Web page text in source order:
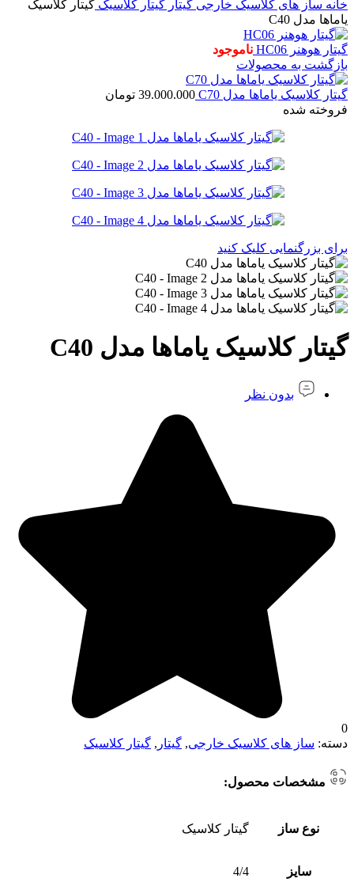
خانه ساز های کلاسیک خارجی گیتار گیتار کلاسیک گیتار کلاسیک
یاماها مدل C40
گیتار هوهنر HC06
ناموجود
بازگشت به محصولات
گیتار کلاسیک یاماها مدل C70 39.000.000 تومان
فروخته شده
برای بزرگنمایی کلیک کنید
گیتار کلاسیک یاماها مدل C40
بدون نظر
0
دسته: ساز های کلاسیک خارجی, گیتار , گیتار کلاسیک
مشخصات محصول:
نوع ساز گیتار کلاسیک
سایز 4/4